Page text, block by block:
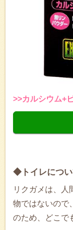
>>カルシウム+
◆トイレにつ
リクガメは、人
物ではないので
のため、どこで